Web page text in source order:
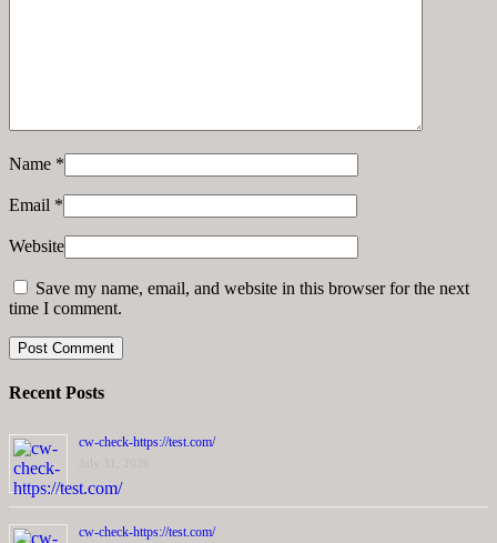
Name *
Email *
Website
Save my name, email, and website in this browser for the next
time I comment.
Recent Posts
cw-check-https://test.com/
cw-check-https://test.com/